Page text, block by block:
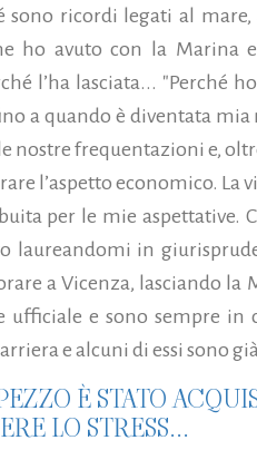
sono ricordi legati al
ho avuto con la Marina
l’ha lasciata... "Perché
a quando è diventata
nostre frequentazioni e,
l’aspetto economico. La
per le mie aspettative.
laureandomi in
a Vicenza, lasciando
ufficiale e sono sempre
e alcuni di essi sono
È STATO
LO STRESS...